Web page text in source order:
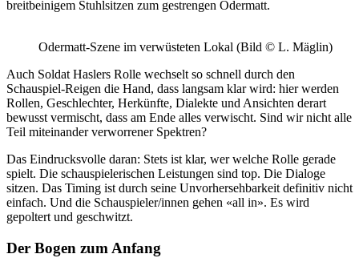
breitbeinigem Stuhlsitzen zum gestrengen Odermatt.
Odermatt-Szene im verwüsteten Lokal (Bild © L. Mäglin)
Auch Soldat Haslers Rolle wechselt so schnell durch den
Schauspiel-Reigen die Hand, dass langsam klar wird: hier werden
Rollen, Geschlechter, Herkünfte, Dialekte und Ansichten derart
bewusst vermischt, dass am Ende alles verwischt. Sind wir nicht alle
Teil miteinander verworrener Spektren?
Das Eindrucksvolle daran: Stets ist klar, wer welche Rolle gerade
spielt. Die schauspielerischen Leistungen sind top. Die Dialoge
sitzen. Das Timing ist durch seine Unvorhersehbarkeit definitiv nicht
einfach. Und die Schauspieler/innen gehen «all in». Es wird
gepoltert und geschwitzt.
Der Bogen zum Anfang